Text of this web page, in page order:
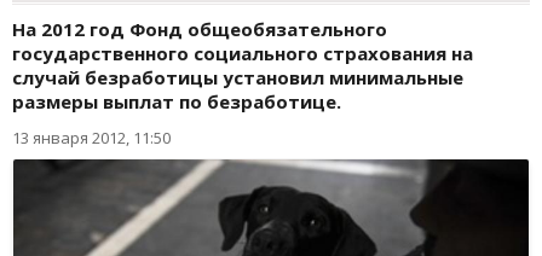
На 2012 год Фонд общеобязательного
государственного социального страхования на
случай безработицы установил минимальные
размеры выплат по безработице.
13 января 2012, 11:50